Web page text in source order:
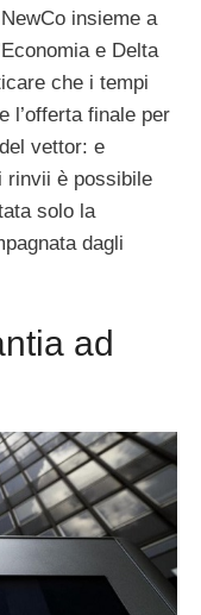
insieme a
e Delta
che i tempi
l’offerta finale per
vettor: e
rinvii è possibile
solo la
dagli
ad